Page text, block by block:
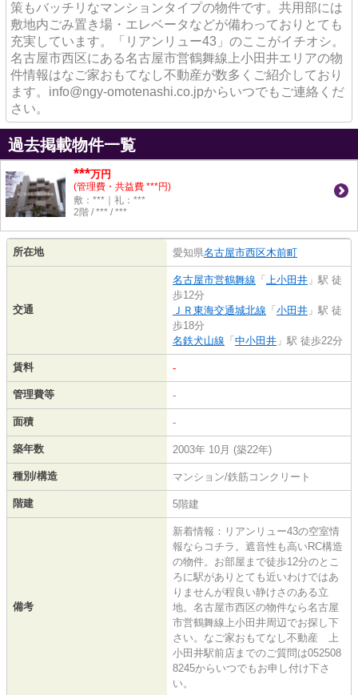
策もバッチリなマンションタイプの物件です。共用部には
敷地内ごみ置き場・エレベータなどが備わっておりとても
充実しています。「リアンリュー43」のここがイチオシ。
名古屋市西区にある名古屋市営鶴舞線上小田井エリアの物
件情報はなご家おもてなし不動産が数多くご紹介しており
ます。info@ngy-omotenashi.co.jpからいつでもご連絡くだ
さい。
過去掲載物件一覧
***万円
(管理費・共益費 ***円)
敷：***｜礼：***
2階 / *** / ***
所在地 愛知県名古屋市西区木前町
交通
名古屋市営鶴舞線 「 上小田井 」駅 徒
歩12分
ＪＲ東海交通城北線 「 小田井 」駅 徒
歩18分
名鉄犬山線 「 中小田井 」駅 徒歩22分
賃料 -
管理費等 -
面積 -
築年数 2003年 10月 (築22年)
種別/構造 マンション/鉄筋コンクリート
階建 5階建
備考
新着情報：リアンリュー43の空室情
報ならコチラ。遮音性も高いRC構造
の物件。お部屋まで徒歩12分のとこ
ろに駅がありとても近いわけではあ
りませんが程良い静けさのある立
地。名古屋市西区の物件なら名古屋
市営鶴舞線上小田井周辺でお探し下
さい。なご家おもてなし不動産 上
小田井駅前店までのご質問は052508
8245からいつでもお申し付け下さ
い。